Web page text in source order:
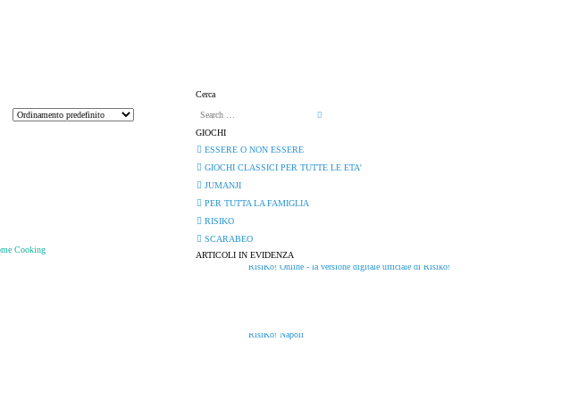
Cooking
Cerca
GIOCHI
ESSERE O NON ESSERE
GIOCHI CLASSICI PER TUTTE LE ETA'
JUMANJI
PER TUTTA LA FAMIGLIA
RISIKO
SCARABEO
ARTICOLI IN EVIDENZA
RisiKo! Online - la versione digitale ufficiale di Risiko!
RisiKo! Napoli